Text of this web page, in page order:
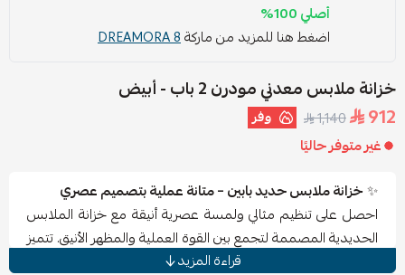
أصلي 100%
اضغط هنا للمزيد من ماركةDREAMORA 8
خزانة ملابس معدني مودرن 2 باب - أبيض
912
1,140 وفر
غير متوفر حاليًا
✨خزانة ملابس حديد بابين – متانة عملية بتصميم عصري
احصل على تنظيم مثالي ولمسة عصرية أنيقة مع خزانة الملابس
الحديدية المصممة لتجمع بين القوة العملية والمظهر الأنيق. تتميز
بهيكل معدني متين مقاوم للصدأ والرطوبة، مما يجعلها خيارًا
قراءة المزيد